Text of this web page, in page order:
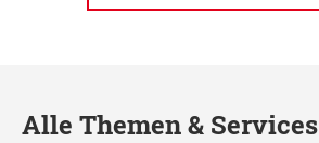
Alle Themen & Services